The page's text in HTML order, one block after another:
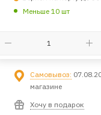
Меньше 10 шт
Самовывоз:
магазине
Хочу в подарок